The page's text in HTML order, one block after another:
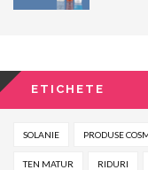
ETICHETE
SOLANIE PRODUSE
TEN MATUR RIDURI